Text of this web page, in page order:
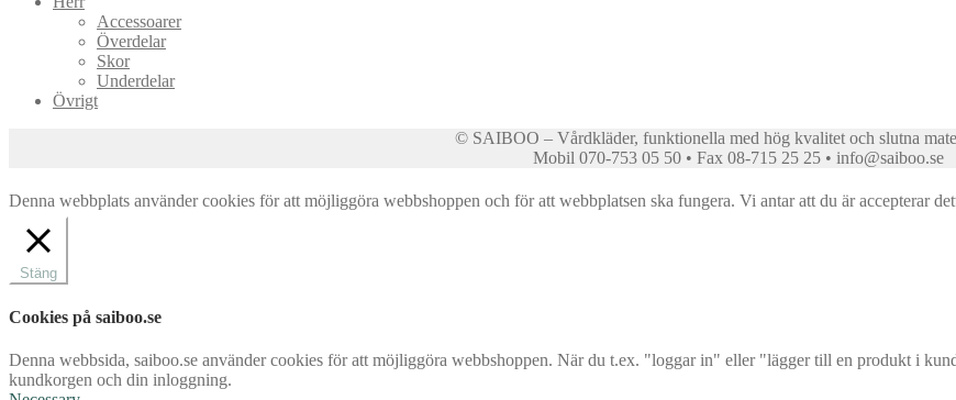
Accessoarer
Överdelar
Skor
Underdelar
Övrigt
© SAIBOO – Vårdkläder, funktionella med hög kvalitet och slutna
Mobil 070-753 05 50 • Fax 08-715 25 25 • info@saiboo.se
Denna webbplats använder cookies för att möjliggöra webbshoppen och för att webbplatsen ska fungera. Vi antar att du är accepterar
Stäng
Cookies på saiboo.se
Denna webbsida, saiboo.se använder cookies för att möjliggöra webbshoppen. När du t.ex. "loggar in" eller "lägger till en produkt i
kundkorgen och din inloggning.